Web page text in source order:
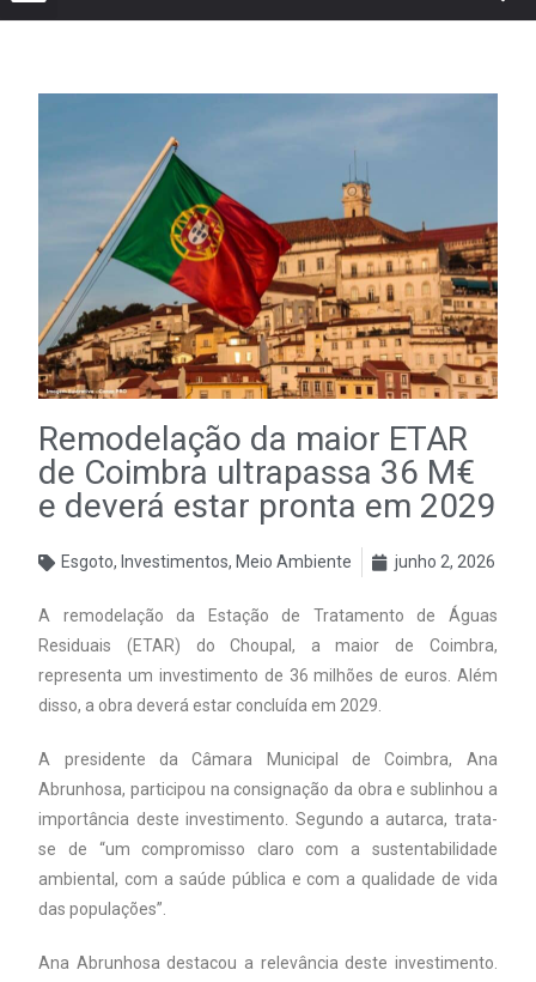
Remodelação da maior ETAR
de Coimbra ultrapassa 36 M€
e deverá estar pronta em 2029
Esgoto, Investimentos, Meio Ambiente junho 2, 2026
A remodelação da Estação de Tratamento de Águas
Residuais (ETAR) do Choupal, a maior de Coimbra,
representa um investimento de 36 milhões de euros. Além
disso, a obra deverá estar concluída em 2029.
A presidente da Câmara Municipal de Coimbra, Ana
Abrunhosa, participou na consignação da obra e sublinhou a
importância deste investimento. Segundo a autarca, trata-
se de “um compromisso claro com a sustentabilidade
ambiental, com a saúde pública e com a qualidade de vida
das populações”.
Ana Abrunhosa destacou a relevância deste investimento.